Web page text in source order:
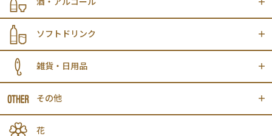
ソフトドリンク
雑貨・日用品
その他
花